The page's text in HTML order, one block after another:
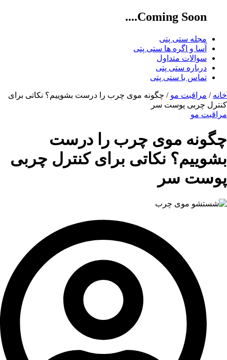
Coming Soon....
مجله ستی پتی
آسا و اگره ها ستی پتی
سوالات متداول
درباره ستی پتی
تماس با ستی پتی
خانه / مراقبت مو / چگونه موی چرب را درست بشوییم؟ نکاتی برای
کنترل چربی پوست سر
مراقبت مو
چگونه موی چرب را درست
بشوییم؟ نکاتی برای کنترل چربی
پوست سر